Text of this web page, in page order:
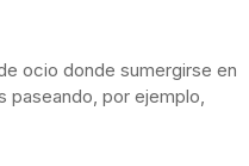
ocio donde sumergirse en
paseando, por ejemplo,